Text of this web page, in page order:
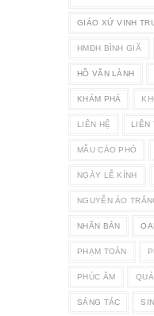
GIÁO XỨ VINH
HMĐH BÌNH GIÃ
HỒ VĂN LÀNH
KHÁM PHÁ
LIÊN HỆ LIÊN
MẪU CÁO PHÓ
NGÀY LỄ KÍNH
NGUYỄN ÁO
NHÂN BẢN
PHẠM TOÀN
PHÚC ÂM
SÁNG TÁC